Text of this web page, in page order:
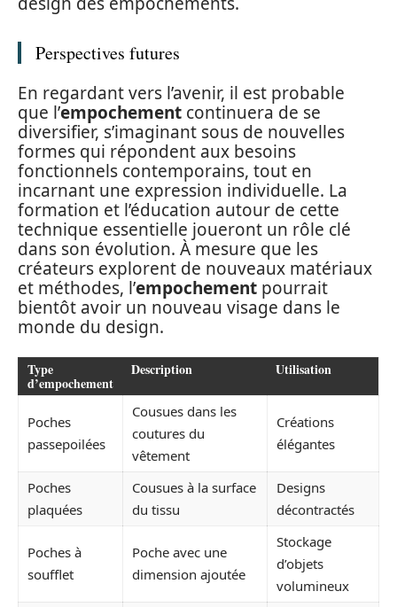
Perspectives futures
En regardant vers l’avenir, il est probable
que l’empochement continuera de se
diversifier, s’imaginant sous de nouvelles
formes qui répondent aux besoins
fonctionnels contemporains, tout en
incarnant une expression individuelle. La
formation et l’éducation autour de cette
technique essentielle joueront un rôle clé
dans son évolution. À mesure que les
créateurs explorent de nouveaux matériaux
et méthodes, l’empochement pourrait
bientôt avoir un nouveau visage dans le
monde du design.
Type
d’empochement
Description Utilisation
Poches
passepoilées
Cousues dans les
coutures du
vêtement
Créations
élégantes
Poches
plaquées
Cousues à la surface
du tissu
Designs
décontractés
Poches à
soufflet
Poche avec une
dimension ajoutée
Stockage
d’objets
volumineux